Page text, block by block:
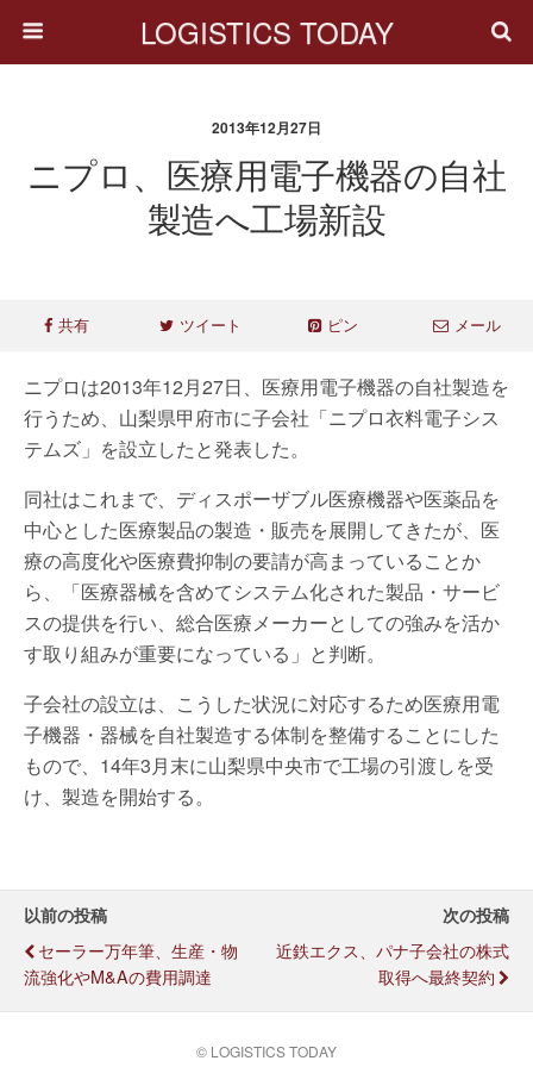
LOGISTICS TODAY
2013年12月27日
ニプロ、医療用電子機器の自社
製造へ工場新設
共有 ツイート ピン メール
ニプロは2013年12月27日、医療用電子機器の自社製造を
行うため、山梨県甲府市に子会社「ニプロ衣料電子シス
テムズ」を設立したと発表した。
同社はこれまで、ディスポーザブル医療機器や医薬品を
中心とした医療製品の製造・販売を展開してきたが、医
療の高度化や医療費抑制の要請が高まっていることか
ら、「医療器械を含めてシステム化された製品・サービ
スの提供を行い、総合医療メーカーとしての強みを活か
す取り組みが重要になっている」と判断。
子会社の設立は、こうした状況に対応するため医療用電
子機器・器械を自社製造する体制を整備することにした
もので、14年3月末に山梨県中央市で工場の引渡しを受
け、製造を開始する。
以前の投稿
セーラー万年筆、生産・物
流強化やM&Aの費用調達
次の投稿
近鉄エクス、パナ子会社の株式
取得へ最終契約
© LOGISTICS TODAY